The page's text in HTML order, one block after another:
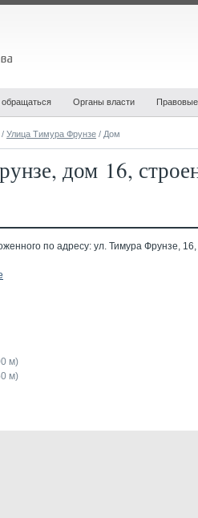
обращаться Органы власти
/ Улица Тимура Фрунзе / Дом
дом 16,
по адресу: ул. Тимура Фрунзе, 16,
м)
м)